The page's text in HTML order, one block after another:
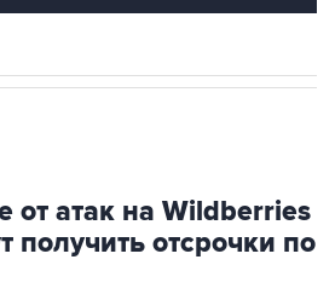
от атак на Wildberries
получить отсрочки по